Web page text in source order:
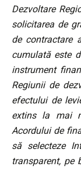
Dezvoltare
solicitarea de
de contractare
cumulată este
instrument
Regiunii de
efectului de
extins la mai
Acordului de
să selecteze
transparent, pe